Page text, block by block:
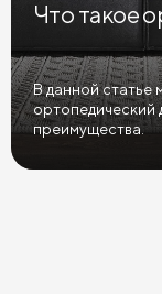
Диваны в спальню
Большие диваны
Диваны
Что такое
В данной статье
ортопедический
преимущества.